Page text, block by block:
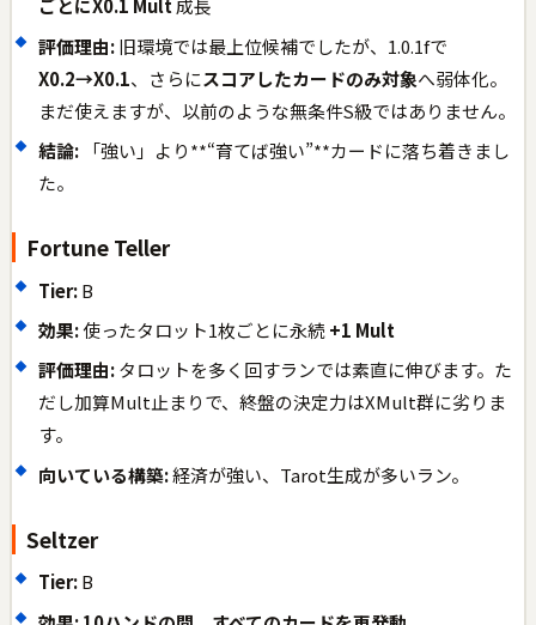
ごとにX0.1 Mult 成長
評価理由:旧環境では最上位候補でしたが、1.0.1fで
X0.2→X0.1、さらにスコアしたカードのみ対象へ弱体化。
まだ使えますが、以前のような無条件S級ではありません。
結論:「強い」より**“育てば強い”**カードに落ち着きまし
た。
Fortune Teller
Tier:B
効果:使ったタロット1枚ごとに永続+1 Mult
評価理由:タロットを多く回すランでは素直に伸びます。た
だし加算Mult止まりで、終盤の決定力はXMult群に劣りま
す。
向いている構築:経済が強い、Tarot生成が多いラン。
Seltzer
Tier:B